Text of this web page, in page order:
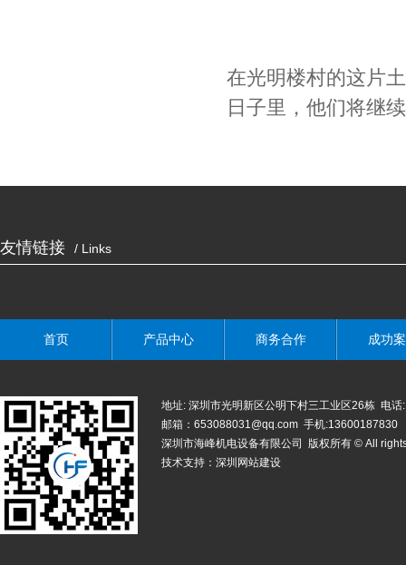
在光明楼村的这片
日子里，他们将继
友情链接 / Links
首页 产品中心 商务合作 成功
地址: 深圳市光明新区公明下村三工业区26栋 电
邮箱：653088031@qq.com 手机:13600187830
深圳市海峰机电设备有限公司 版权所有 © All
技术支持： 深圳网站建设